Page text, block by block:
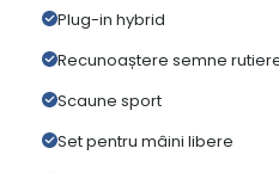
Plug-in hybrid
Recunoaștere semne
Scaune sport
Set pentru mâini libere